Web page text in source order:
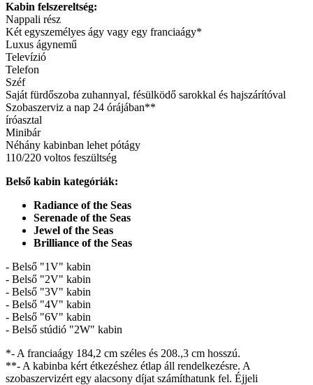
Kabin felszereltség:
Nappali rész
Két egyszemélyes ágy vagy egy franciaágy*
Luxus ágynemű
Televízió
Telefon
Széf
Saját fürdőszoba zuhannyal, fésülködő sarokkal és hajszárítóval
Szobaszerviz a nap 24 órájában**
íróasztal
Minibár
Néhány kabinban lehet pótágy
110/220 voltos feszültség
Belső kabin kategóriák:
Radiance of the Seas
Serenade of the Seas
Jewel of the Seas
Brilliance of the Seas
- Belső "1V" kabin
- Belső "2V" kabin
- Belső "3V" kabin
- Belső "4V" kabin
- Belső "6V" kabin
- Belső stúdió "2W" kabin
*- A franciaágy 184,2 cm széles és 208.,3 cm hosszú.
**- A kabinba kért étkezéshez étlap áll rendelkezésre. A
szobaszervizért egy alacsony díjat számíthatunk fel. Éjjeli